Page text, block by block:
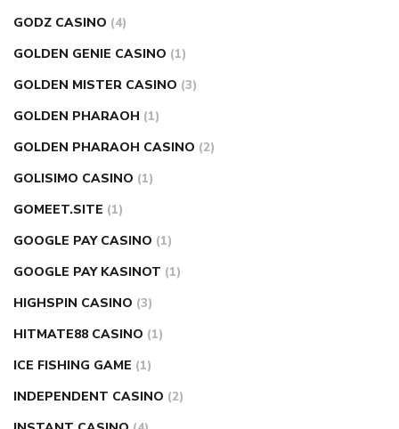
GODZ CASINO (4)
GOLDEN GENIE CASINO (1)
GOLDEN MISTER CASINO (3)
GOLDEN PHARAOH (1)
GOLDEN PHARAOH CASINO (2)
GOLISIMO CASINO (1)
GOMEET.SITE (1)
GOOGLE PAY CASINO (1)
GOOGLE PAY KASINOT (1)
HIGHSPIN CASINO (3)
HITMATE88 CASINO (1)
ICE FISHING GAME (1)
INDEPENDENT CASINO (2)